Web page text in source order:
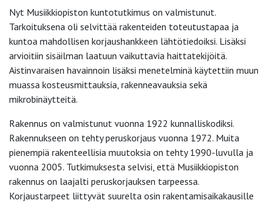
Nyt Musiikkiopiston kuntotutkimus on valmistunut.
Tarkoituksena oli selvittää rakenteiden toteutustapaa ja
kuntoa mahdollisen korjaushankkeen lähtötiedoiksi. Lisäksi
arvioitiin sisäilman laatuun vaikuttavia haittatekijöitä.
Aistinvaraisen havainnoin lisäksi menetelminä käytettiin muun
muassa kosteusmittauksia, rakenneavauksia sekä
mikrobinäytteitä.
Rakennus on valmistunut vuonna 1922 kunnalliskodiksi.
Rakennukseen on tehty peruskorjaus vuonna 1972. Muita
pienempiä rakenteellisia muutoksia on tehty 1990-luvulla ja
vuonna 2005. Tutkimuksesta selvisi, että Musiikkiopiston
rakennus on laajalti peruskorjauksen tarpeessa.
Korjaustarpeet liittyvät suurelta osin rakentamisaikakausille